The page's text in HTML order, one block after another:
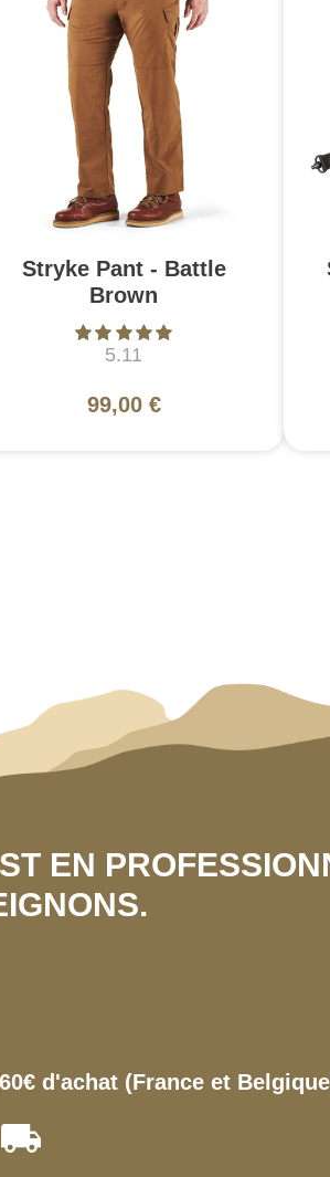
Stryke Pant - Battle
Brown
5.11
99,00 €
EN
d'achat (France et